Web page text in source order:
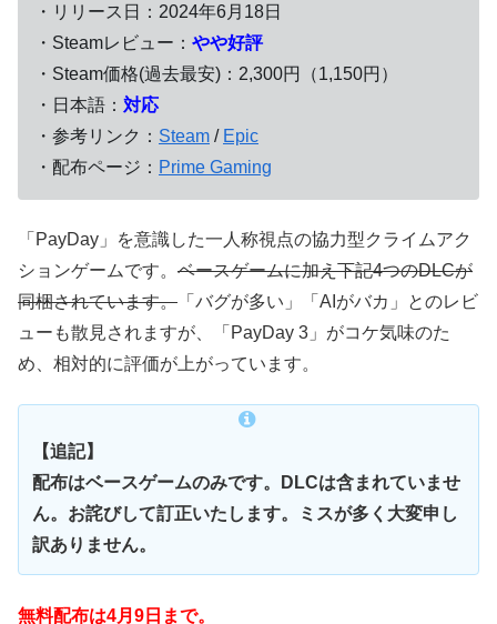
・リリース日：2024年6月18日
・Steamレビュー： やや好評
・Steam価格(過去最安)：2,300円（1,150円）
・日本語： 対応
・参考リンク： Steam / Epic
・配布ページ： Prime Gaming
「PayDay」を意識した一人称視点の協力型クライムアク
ションゲームです。 ベースゲームに加え下記4つのDLCが
同梱されています。 「バグが多い」「AIがバカ」とのレビ
ューも散見されますが、「PayDay 3」がコケ気味のた
め、相対的に評価が上がっています。
【追記】
配布はベースゲームのみです。DLCは含まれていませ
ん。お詫びして訂正いたします。ミスが多く大変申し
訳ありません。
無料配布は4月9日まで。